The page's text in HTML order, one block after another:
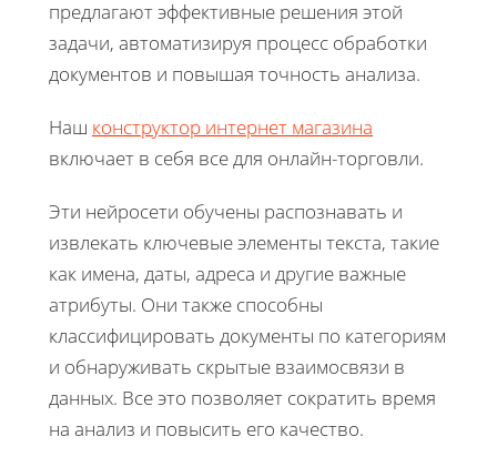
предлагают эффективные решения этой
задачи, автоматизируя процесс обработки
документов и повышая точность анализа.
Наш конструктор интернет магазина
включает в себя все для онлайн-торговли.
Эти нейросети обучены распознавать и
извлекать ключевые элементы текста, такие
как имена, даты, адреса и другие важные
атрибуты. Они также способны
классифицировать документы по категориям
и обнаруживать скрытые взаимосвязи в
данных. Все это позволяет сократить время
на анализ и повысить его качество.